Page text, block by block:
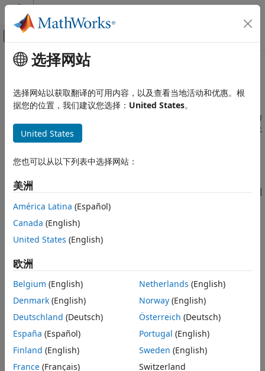
跳到内容
画布外导航菜单切换
文档主页
FPGA、ASIC 和 SoC 开发
定点和浮点基础知识
类别
量化
主要内容
量化
定点数据类型的精度、范围和定标
当使用浮点算术开发动态系统时，您通常不必担心数值限制，因为
浮点数据类型具有精度高、范围广的特点。相反，当使用定点算术
开发动态系统时，您必须考虑以下因素：
量化
会对定点值进行舍入。因此，输出到被控对象的信号和输入到
控制系统的信号不具备与理想的离散时间信号相同的特性。
溢出
计算噪声
由实现中各项的舍入导致的累积误差会引入噪声。
极限环
在理想系统中，对于常量输入，稳定传递函数（数字滤波器）
选择网站
选择网站以获取翻译的可用内容，以及查看当地活动和优惠。根
据您的位置，我们建议您选择： United States。
United States
您也可以从以下列表中选择网站：
美洲
América Latina (Español)
Canada (English)
United States (English)
欧洲
Belgium (English)
Denmark (English)
Deutschland (Deutsch)
España (Español)
Finland (English)
France (Français)
Netherlands (English)
Norway(English)
Österreich (Deutsch)
Portugal (English)
Sweden (English)
Switzerland